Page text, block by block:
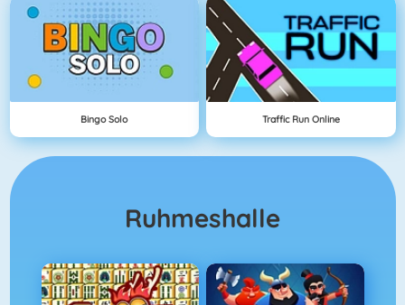
Bingo Solo Traffic Run Online
Ruhmeshalle